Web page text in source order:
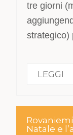
tre giorni
LEGGI
Natale e